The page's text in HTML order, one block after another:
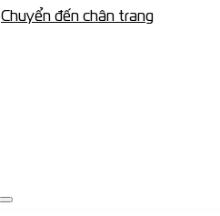
Chuyển đến chân trang